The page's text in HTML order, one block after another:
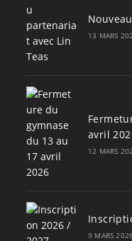
13 MARS
avril
12 MARS
9 MARS 2026